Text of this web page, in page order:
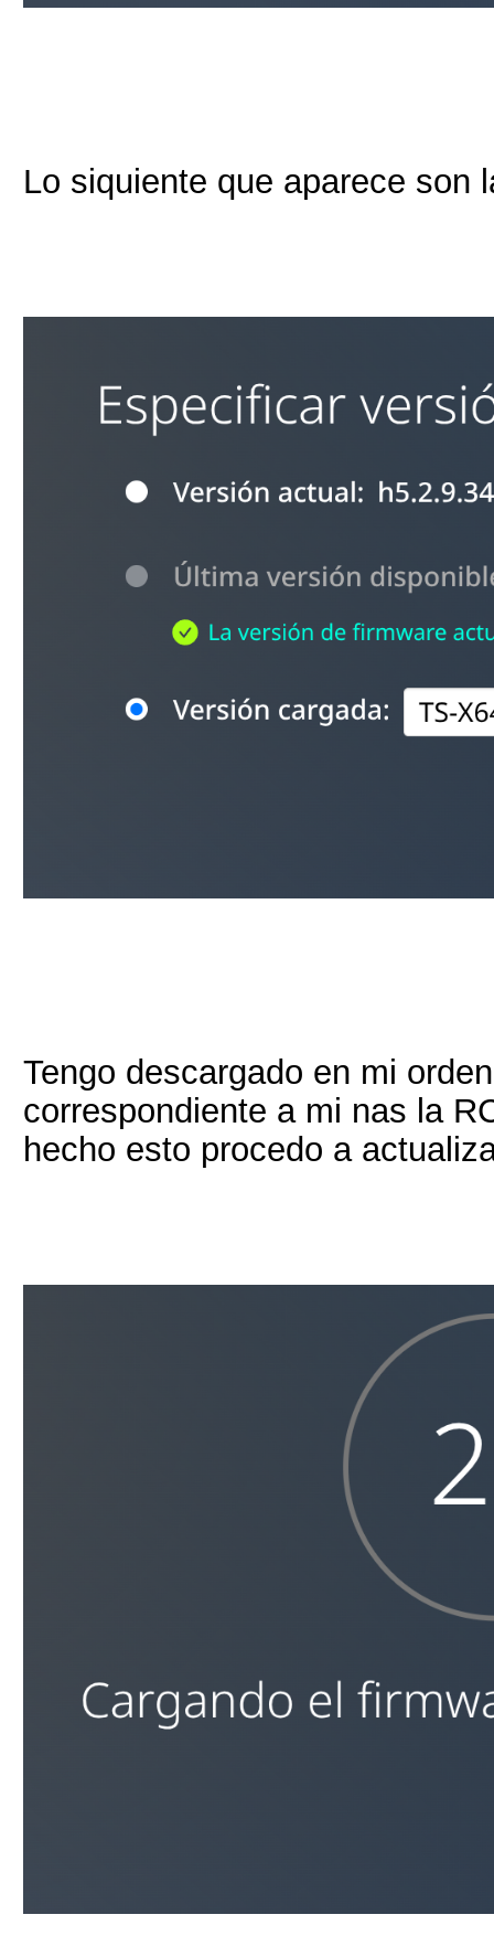
Lo siquiente que aparece son
Tengo descargado en mi
correspondiente a mi nas la
hecho esto procedo a